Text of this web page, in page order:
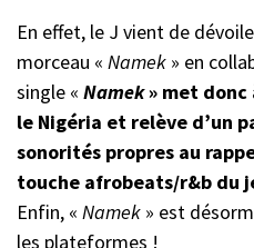
En effet, le J vient de
morceau « Namek » en
single « Namek» met donc
le Nigéria et relève d’un
sonorités propres au
touche afrobeats/r&b du
Enfin, « Namek » est
les plateformes !